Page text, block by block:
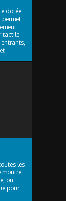
dotée
permet
tactile
les
montre
on
pour